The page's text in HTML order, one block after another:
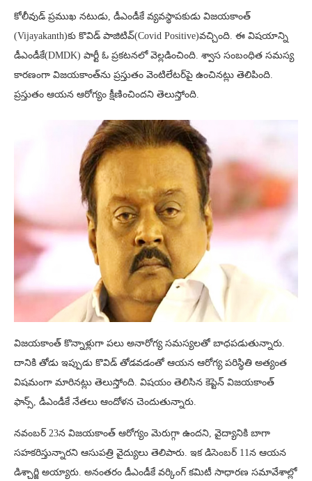
కోలీవుడ్ ప్రముఖ నటుడు, డీఎండీకే వ్యవస్థాపకుడు విజయకాంత్‌
(Vijayakanth)కు కొవిడ్ పాజిటివ్(Covid Positive)వచ్చింది. ఈ విషయాన్ని
డీఎండీకే(DMDK) పార్టీ ఓ ప్రకటనలో వెల్లడించింది. శ్వాస సంబంధిత సమస్య
కారణంగా విజయకాంత్‌ను ప్రస్తుతం వెంటిలేటర్‌పై ఉంచినట్లు తెలిపింది.
ప్రస్తుతం ఆయన ఆరోగ్యం క్షీణించిందని తెలుస్తోంది.
విజయకాంత్ కొన్నాళ్లుగా పలు అనారోగ్య సమస్యలతో బాధపడుతున్నారు.
దానికి తోడు ఇప్పుడు కొవిడ్ తోడవడంతో ఆయన ఆరోగ్య పరిస్థితి అత్యంత
విషమంగా మారినట్లు తెలుస్తోంది. విషయం తెలిసిన కెప్టెన్ విజయకాంత్
ఫాన్స్, డీఎండీకే నేతలు ఆందోళన చెందుతున్నారు.
నవంబర్ 23న విజయకాంత్ ఆరోగ్యం మెరుగ్గా ఉందని, వైద్యానికి బాగా
సహకరిస్తున్నారని ఆసుపత్రి వైద్యులు తెలిపారు. ఇక డిసెంబర్ 11న ఆయన
డిశ్చార్జి అయ్యారు. అనంతరం డీఎండీకే వర్కింగ్ కమిటీ సాధారణ సమావేశాల్లో